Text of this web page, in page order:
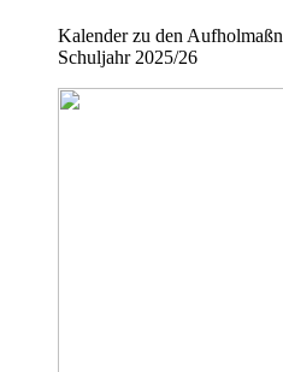
Kalender zu den
Schuljahr 2025/26